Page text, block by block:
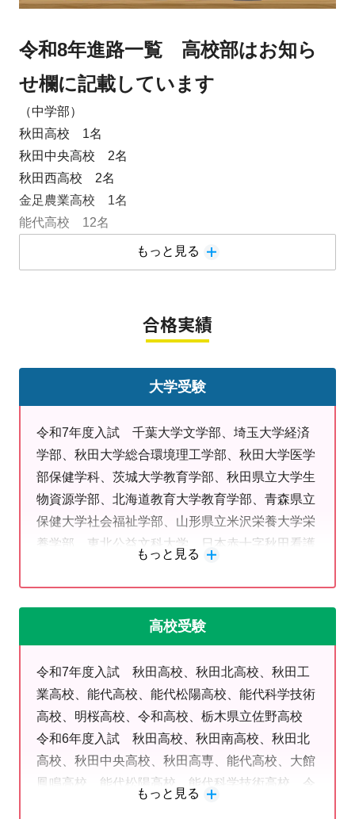
令和8年進路一覧 高校部はお知ら
せ欄に記載しています
（中学部）
秋田高校 1名
秋田中央高校 2名
秋田西高校 2名
金足農業高校 1名
能代高校 12名
能代松陽高校 普通科6名 情報ビジネス科7名
能代科学技術高校 工業科1名 生活科学科2名
が多数在籍していること
→教職経験がある講師、数学・英語の専任講師、古典・世界
史・物理の講師など、さまざまな先生が在籍しています。
話しやすい、分かりやすい、相談しやすい講師がきっと見つか
ります。
生徒1人 1人の学力状況に沿ったカリキュラムを進めているこ
と →進学塾と補習塾の両方を兼ねています。
国公立大学を目指す高校生、公立高校合格を目指す中学3年生は
もっと見る
合格実績
大学受験
令和7年度入試 千葉大学文学部、埼玉大学経済
学部、秋田大学総合環境理工学部、秋田大学医学
部保健学科、茨城大学教育学部、秋田県立大学生
物資源学部、北海道教育大学教育学部、青森県立
保健大学社会福祉学部、山形県立米沢栄養大学栄
養学部、東北公益文科大学、日本赤十字秋田看護
学、新潟食糧農業大学、青森中央大学、皇学館大
学、富士大学、柴田学園大学、秋田看護福祉大
学、國學院大學短期大学部、秋田理容美容専門学
東洋大学、駒澤大学、日本赤十字秋田看護大学、
千葉工業大学、新潟医療福祉大学、東北芸術工科
大学、東北公益文科大学、盛岡大学、宮城女子学
院大学、八戸学院大学 令和5年度入試 秋田大
学、弘前大学、岩手医科大学、東北文化学園大
学、金沢工業大学、秋田歯科衛生専門学校、東京
もっと見る
高校受験
令和7年度入試 秋田高校、秋田北高校、秋田工
業高校、能代高校、能代松陽高校、能代科学技術
高校、明桜高校、令和高校、栃木県立佐野高校
令和6年度入試 秋田高校、秋田南高校、秋田北
高校、秋田中央高校、秋田高専、能代高校、大館
鳳鳴高校、能代松陽高校、能代科学技術高校、令
もっと見る